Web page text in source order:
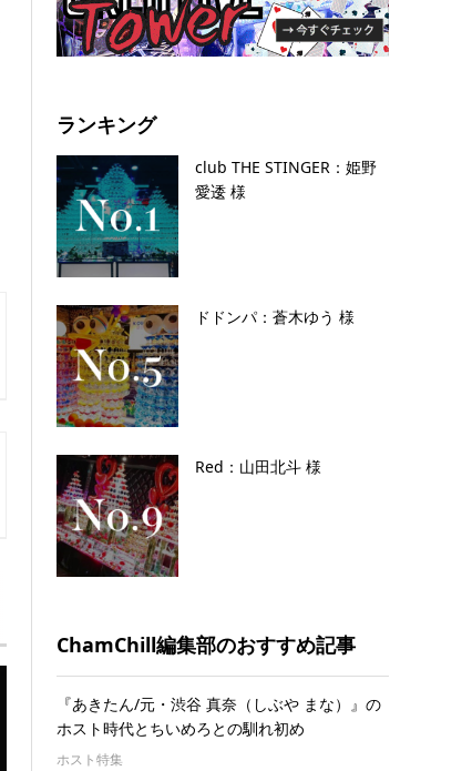
ランキング
club THE STINGER：姫野
愛逶 様
ドドンパ：蒼木ゆう 様
Red：山田北斗 様
ChamChill編集部のおすすめ記事
『あきたん/元・渋谷 真奈（しぶや まな）』の
ホスト時代とちいめろとの馴れ初め
ホスト特集